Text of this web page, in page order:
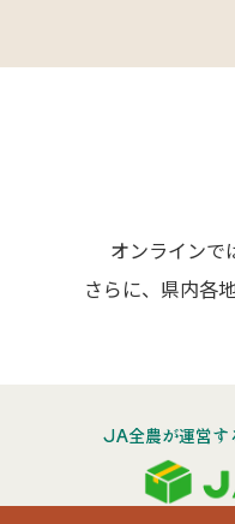
オンラインで
さらに、県内各
JA全農が運営す